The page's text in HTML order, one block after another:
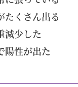
たくさん出る
減少した
陽性が出た